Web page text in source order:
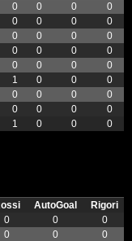
0 0 0
0
0 0 0
0
0 0 0
0
0 0 0
0
0 0 0
0
1 0 0
0
0 0 0
0
0 0 0
0
1 0 0 0
AutoGoal
Rigori
0 0
0
0 0
0